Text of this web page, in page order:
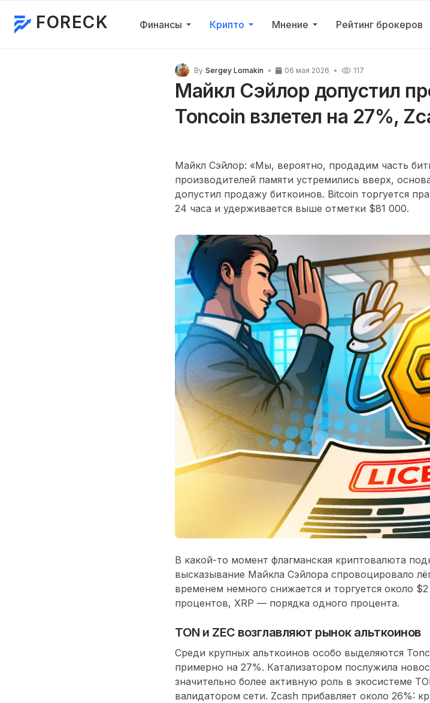
FORECK Финансы Крипто Мнение Рейтинг брокеров
By Sergey Lomakin 06 мая 2026 117
Майкл Сэйлор допустил
Toncoin взлетел на 27%,
Майкл Сэйлор: «Мы, вероятно, продадим часть
производителей памяти устремились вверх,
допустил продажу биткоинов. Bitcoin торгуется
24 часа и удерживается выше отметки $81 000.
В какой-то момент флагманская криптовалюта
высказывание Майкла Сэйлора спровоцировало
временем немного снижается и торгуется около
процентов, XRP — порядка одного процента.
TON и ZEC возглавляют рынок альткоинов
Среди крупных альткоинов особо выделяются
примерно на 27%. Катализатором послужила
значительно более активную роль в экосистеме
валидатором сети. Zcash прибавляет около 26%: